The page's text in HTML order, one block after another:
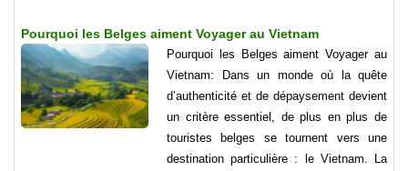
Pourquoi les Belges aiment Voyager au Vietnam
Pourquoi les Belges aiment Voyager au
Vietnam: Dans un monde où la quête
d’authenticité et de dépaysement devient
un critère essentiel, de plus en plus de
touristes belges se tournent vers une
destination particulière : le Vietnam. La